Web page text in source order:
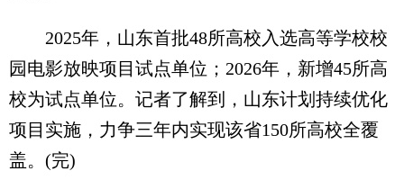
2025年，山东首批48所高校入选高等学校校
园电影放映项目试点单位；2026年，新增45所高
校为试点单位。记者了解到，山东计划持续优化
项目实施，力争三年内实现该省150所高校全覆
盖。(完)